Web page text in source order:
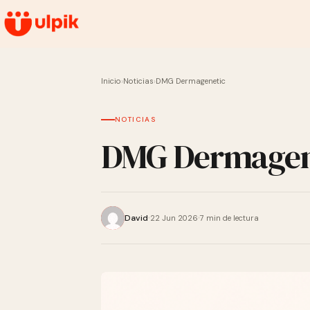
Inicio›Noticias›DMG Dermagenetic
NOTICIAS
DMG
David 22 Jun 2026 7 min de lectura